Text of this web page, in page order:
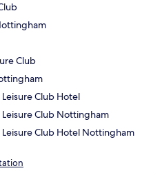
Club
Club Hotel
Club Nottingham
Club Hotel Nottingham